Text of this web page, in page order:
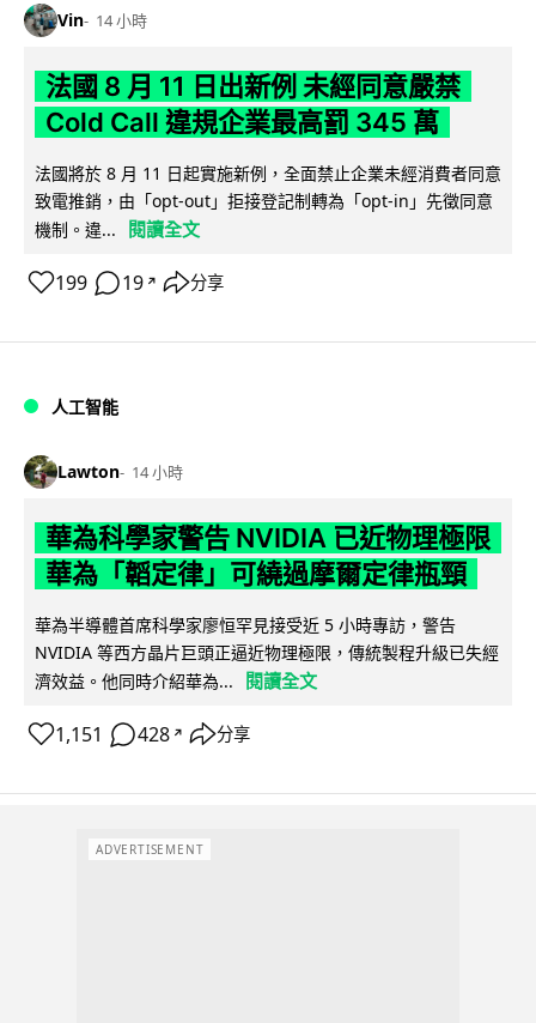
Vin 14 小時
法國 8 月 11 日出新例 未經同意嚴禁
Cold Call 違規企業最高罰 345 萬
法國將於 8 月 11 日起實施新例，全面禁止企業未經消費者同意
致電推銷，由「opt-out」拒接登記制轉為「opt-in」先徵同意
機制。違...
閱讀全文
199 19 ↗ 分享
人工智能
Lawton 14 小時
華為科學家警告 NVIDIA 已近物理極限
華為「韜定律」可繞過摩爾定律瓶頸
華為半導體首席科學家廖恒罕見接受近 5 小時專訪，警告
NVIDIA 等西方晶片巨頭正逼近物理極限，傳統製程升級已失經
濟效益。他同時介紹華為...
閱讀全文
1,151 428 ↗ 分享
ADVERTISEMENT